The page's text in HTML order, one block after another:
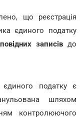
що реєстрація
єдиного податку
записів до
податку є
шляхом
контролюючого